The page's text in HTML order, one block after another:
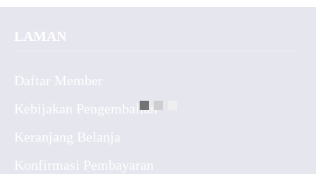
LAMAN
Daftar Member
Kebijakan Pengembalian
Keranjang Belanja
Konfirmasi Pembayaran